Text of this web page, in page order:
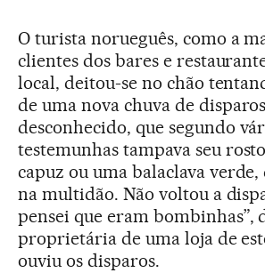
O turista norueguês, como a
clientes dos bares e
local, deitou-se no chão
de uma nova chuva de
desconhecido, que segundo
testemunhas tampava seu
capuz ou uma balaclava verde,
na multidão. Não voltou a
pensei que eram bombinhas”,
proprietária de uma loja de
ouviu os disparos.